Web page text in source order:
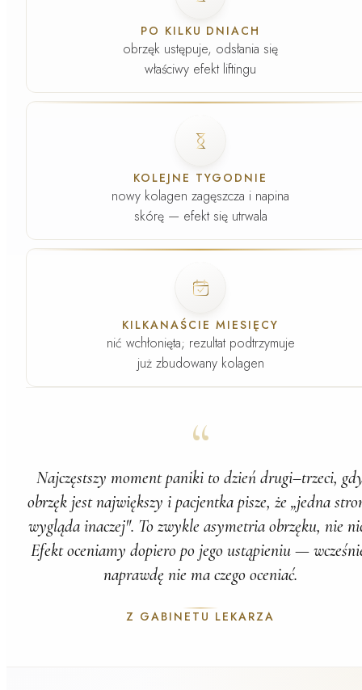
PO KILKU DNIACH
obrzęk ustępuje, odsłania się
właściwy efekt liftingu
KOLEJNE TYGODNIE
nowy kolagen zagęszcza i napina
skórę — efekt się utrwala
KILKANAŚCIE MIESIĘCY
nić wchłonięta; rezultat podtrzymuje
już zbudowany kolagen
“
Najczęstszy moment paniki to dzień drugi–trzeci,
obrzęk jest największy i pacjentka pisze, że „jedna
wygląda inaczej". To zwykle asymetria obrzęku, nie
Efekt oceniamy dopiero po jego ustąpieniu —
naprawdę nie ma czego oceniać.
Z GABINETU LEKARZA